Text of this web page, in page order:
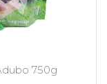
750g